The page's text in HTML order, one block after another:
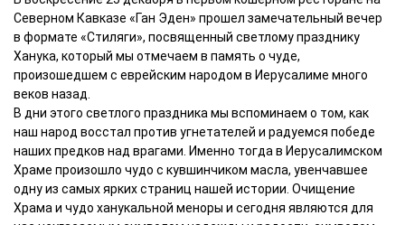
Северном Кавказе «Ган Эден» прошел замечательный вечер
в формате «Стиляги», посвященный светлому празднику
Ханука, который мы отмечаем в память о чуде,
произошедшем с еврейским народом в Иерусалиме много
веков назад.
В дни этого светлого праздника мы вспоминаем о том, как
наш народ восстал против угнетателей и радуемся победе
наших предков над врагами. Именно тогда в Иерусалимском
Храме произошло чудо с кувшинчиком масла, увенчавшее
одну из самых ярких страниц нашей истории. Очищение
Храма и чудо ханукальной меноры и сегодня являются для